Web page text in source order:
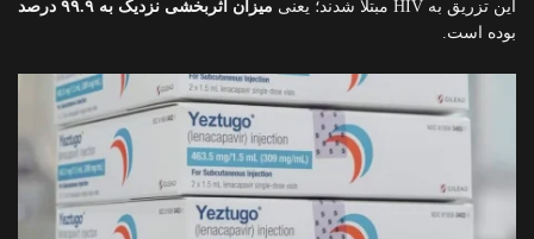
این تزریق به HIV مبتلا شدند؛ یعنی
میزان اثربخشی نزدیک به ۹۹.۹ درصد
بوده است.